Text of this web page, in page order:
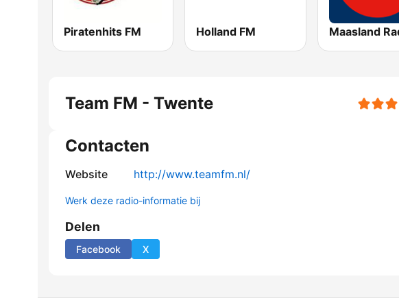
Piratenhits FM Holland FM Maasland
Team FM - Twente
Contacten
Website http://www.teamfm.nl/
Werk deze radio-informatie bij
Delen
Facebook X